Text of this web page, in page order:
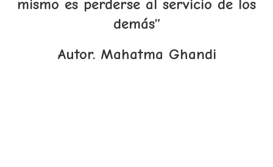
mismo es perderse al servicio de los
demás”
Autor. Mahatma Ghandi